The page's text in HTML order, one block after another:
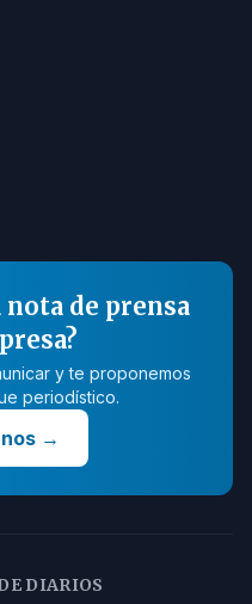
de prensa
y te proponemos
periodístico.
→
DIARIOS